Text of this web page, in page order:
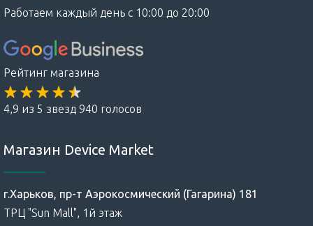
Работаем каждый день с 10:00 до 20:00
Рейтинг магазина
4,9 из 5 звезд 940 голосов
Магазин Device Market
г.Харьков, пр-т Аэрокосмический (Гагарина) 181
ТРЦ "Sun Mall", 1й этаж